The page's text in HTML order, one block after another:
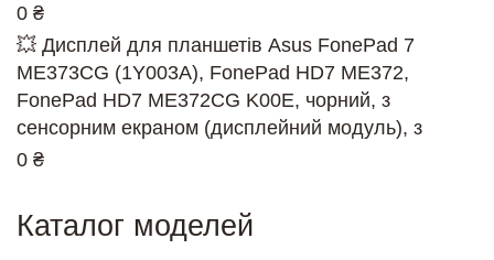
0 ₴
💥 Дисплей для планшетів Asus FonePad 7
ME373CG (1Y003A), FonePad HD7 ME372,
FonePad HD7 ME372CG K00E, чорний, з
сенсорним екраном (дисплейний модуль), з
0 ₴
Каталог моделей